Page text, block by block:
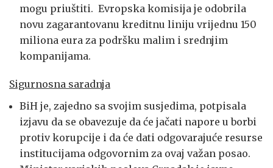
mogu priuštiti. Evropska komisija je odobrila
novu zagarantovanu kreditnu liniju vrijednu 150
miliona eura za podršku malim i srednjim
kompanijama.
Sigurnosna saradnja
BiH je, zajedno sa svojim susjedima, potpisala
izjavu da se obavezuje da će jačati napore u borbi
protiv korupcije i da će dati odgovarajuće resurse
institucijama odgovornim za ovaj važan posao.